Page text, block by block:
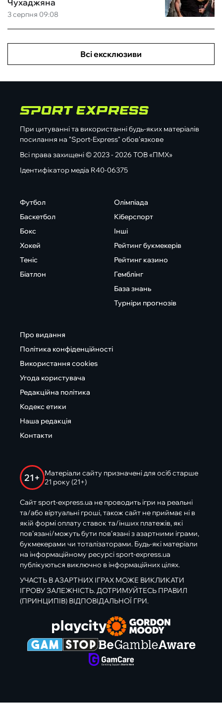
3 серпня 09:08
Чухаджяна
Всі ексклюзиви
При цитуванні та використанні будь-яких матеріалів
посилання на "Sport-Express" обов'язкове
Всі права захищені © 2023 - 2026 ТОВ «ПМХ»
Ідентифікатор медіа R40-06375
Футбол
Баскетбол
Бокс
Хокей
Теніс
Біатлон
Олімпіада
Кіберспорт
Інші
Рейтинг букмекерів
Рейтинг казино
Гемблінг
База знань
Турніри прогнозів
Про видання
Політика конфіденційності
Використання cookies
Угода користувача
Редакційна політика
Кодекс етики
Наша редакція
Контакти
21+
Матеріали сайту призначені для осіб старше
21 року (21+)
Сайт sport-express.ua не проводить ігри на реальні
та/або віртуальні гроші, також сайт не приймає ні в
якій формі оплату ставок та/інших платежів, які
пов’язані/можуть бути пов’язані з азартними іграми,
букмекерами чи тоталізаторами. Будь-які матеріали
на інформаційному ресурсі sport-express.ua
публікуються виключно в інформаційних цілях.
УЧАСТЬ В АЗАРТНИХ ІГРАХ МОЖЕ ВИКЛИКАТИ
ІГРОВУ ЗАЛЕЖНІСТЬ. ДОТРИМУЙТЕСЬ ПРАВИЛ
(ПРИНЦИПІВ) ВІДПОВІДАЛЬНОЇ ГРИ.